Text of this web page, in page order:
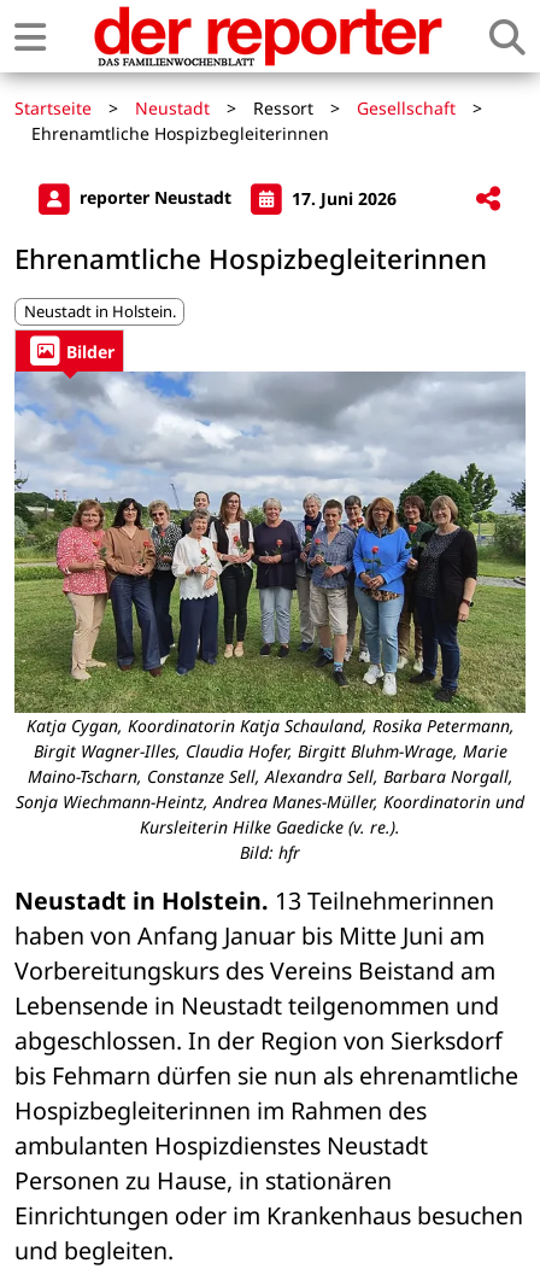
Startseite > Neustadt > Ressort > Gesellschaft
>
Ehrenamtliche Hospizbegleiterinnen
reporter Neustadt 17. Juni 2026
Ehrenamtliche Hospizbegleiterinnen
Neustadt in Holstein.
Bilder
Katja Cygan, Koordinatorin Katja Schauland, Rosika Petermann,
Birgit Wagner-Illes, Claudia Hofer, Birgitt Bluhm-Wrage, Marie
Maino-Tscharn, Constanze Sell, Alexandra Sell, Barbara Norgall,
Sonja Wiechmann-Heintz, Andrea Manes-Müller, Koordinatorin und
Kursleiterin Hilke Gaedicke (v. re.).
Bild: hfr
Neustadt in Holstein. 13 Teilnehmerinnen
haben von Anfang Januar bis Mitte Juni am
Vorbereitungskurs des Vereins Beistand am
Lebensende in Neustadt teilgenommen und
abgeschlossen. In der Region von Sierksdorf
bis Fehmarn dürfen sie nun als ehrenamtliche
Hospizbegleiterinnen im Rahmen des
ambulanten Hospizdienstes Neustadt
Personen zu Hause, in stationären
Einrichtungen oder im Krankenhaus besuchen
und begleiten.